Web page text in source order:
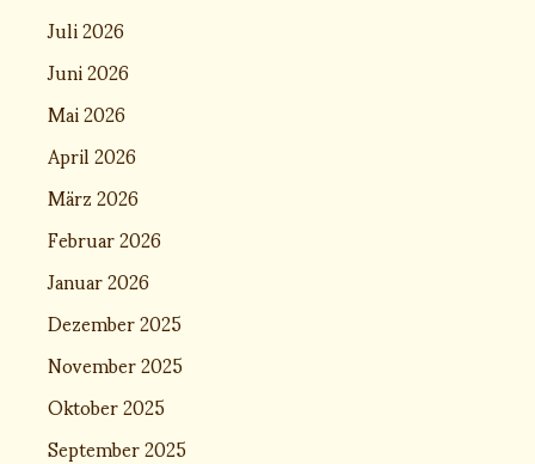
Juli 2026
Juni 2026
Mai 2026
April 2026
März 2026
Februar 2026
Januar 2026
Dezember 2025
November 2025
Oktober 2025
September 2025